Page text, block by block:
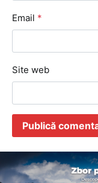
Email *
Site web